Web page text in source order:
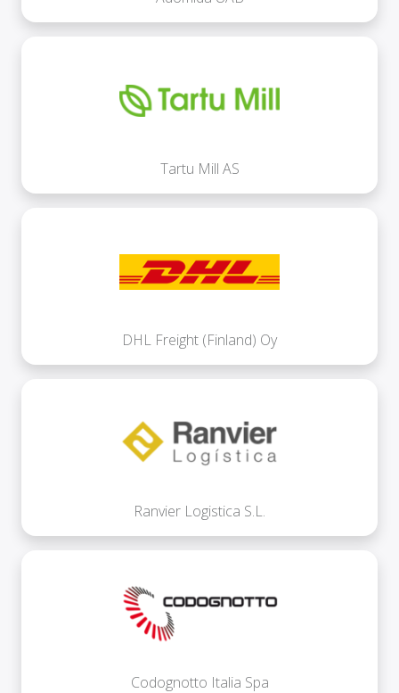
Tartu Mill AS
DHL Freight (Finland) Oy
Ranvier Logistica S.L.
Codognotto Italia Spa